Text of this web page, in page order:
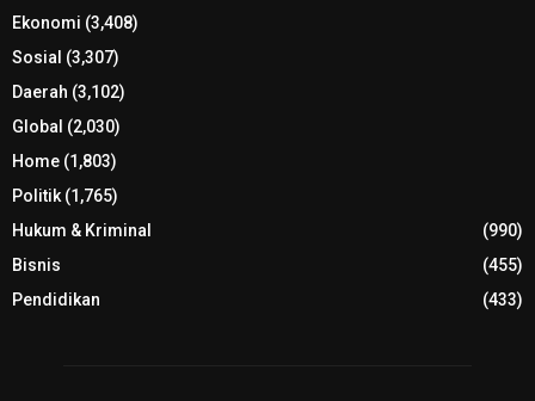
Ekonomi (3,408)
Sosial (3,307)
Daerah (3,102)
Global (2,030)
Home (1,803)
Politik(1,765)
Hukum & Kriminal
(990)
Bisnis
(455)
Pendidikan
(433)